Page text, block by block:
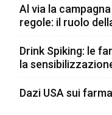
Al via la
regole: il ruolo
Drink Spiking: le
la
Dazi USA sui